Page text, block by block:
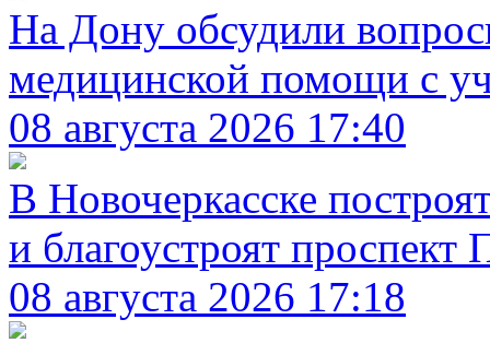
На Дону обсудили
медицинской помощи с
08 августа 2026 17:40
В Новочеркасске
и благоустроят проспект
08 августа 2026 17:18